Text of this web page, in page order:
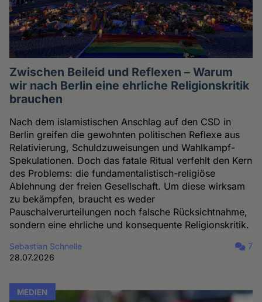
Zwischen Beileid und Reflexen – Warum
wir nach Berlin eine ehrliche Religionskritik
brauchen
Nach dem islamistischen Anschlag auf den CSD in
Berlin greifen die gewohnten politischen Reflexe aus
Relativierung, Schuldzuweisungen und Wahlkampf-
Spekulationen. Doch das fatale Ritual verfehlt den Kern
des Problems: die fundamentalistisch-religiöse
Ablehnung der freien Gesellschaft. Um diese wirksam
zu bekämpfen, braucht es weder
Pauschalverurteilungen noch falsche Rücksichtnahme,
sondern eine ehrliche und konsequente Religionskritik.
Sebastian Schnelle
28.07.2026
7
MEDIEN